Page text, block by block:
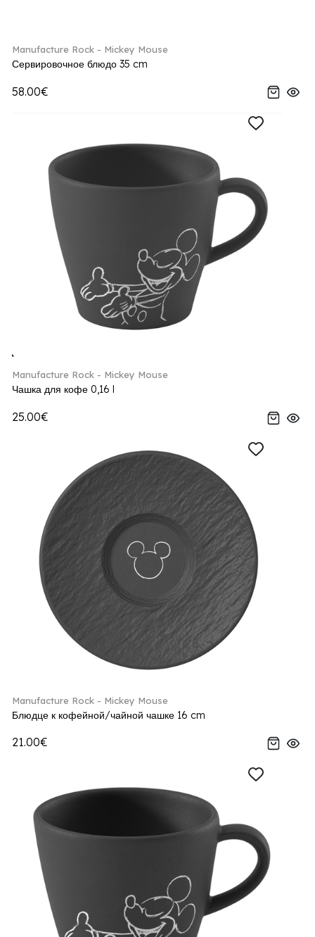
Manufacture Rock - Mickey Mouse
Сервировочное блюдо 35 cm
58.00€
Manufacture Rock - Mickey Mouse
Чашка для кофе 0,16 l
25.00€
Manufacture Rock - Mickey Mouse
Блюдце к кофейной/чайной чашке 16 cm
21.00€